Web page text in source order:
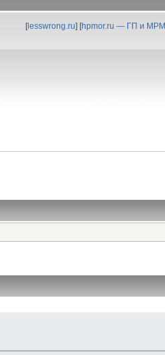
[lesswrong.ru] [hpmor.ru — ГП и МРМ